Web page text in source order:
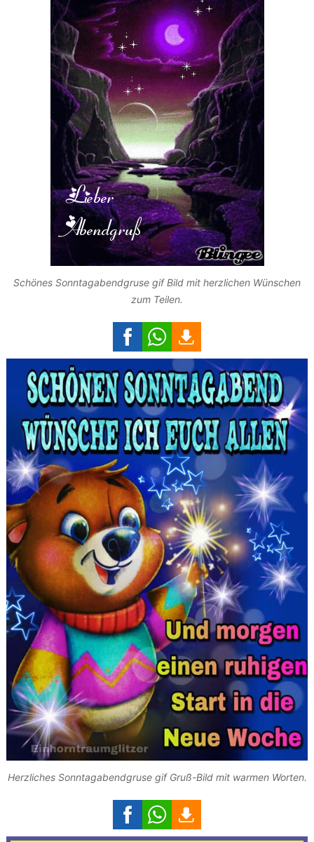
Schönes Sonntagabendgruse gif Bild mit herzlichen Wünschen
zum Teilen.
Herzliches Sonntagabendgruse gif Gruß-Bild mit warmen Worten.